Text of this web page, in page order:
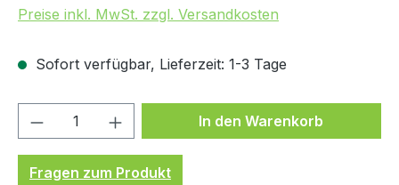
Preise inkl. MwSt. zzgl. Versandkosten
Sofort verfügbar, Lieferzeit: 1-3 Tage
Produkt Anzahl: Gib denIn den Warenkorb
Fragen zum Produkt